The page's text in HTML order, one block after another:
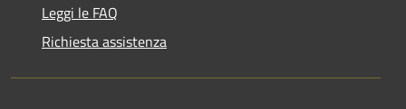
Leggi le FAQ
Richiesta assistenza